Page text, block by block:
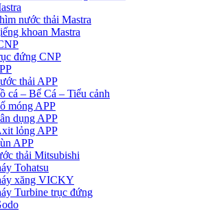
nước thải Mastra
khoan Mastra
đứng CNP
thải APP
cá – Bể Cá – Tiểu cảnh
móng APP
dụng APP
lỏng APP
APP
thải Mitsubishi
Tohatsu
xăng VICKY
Turbine trục đứng